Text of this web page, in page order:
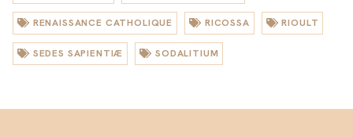
RENAISSANCE CATHOLIQUE RICOSSA RIOULT
SEDES SAPIENTIÆ SODALITIUM